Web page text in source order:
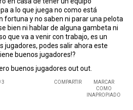
a lo que juega no como está
fortuna y no saben ni parar una pelota
bien ni hablar de alguna gambeta ni
que va a venir con trabajo, es un
jugadores, podes salir ahora este
buenos jugadores!?
buenos jugadores out out.
3 COMPARTIR
MARCAR
COMO
INAPROPIADO